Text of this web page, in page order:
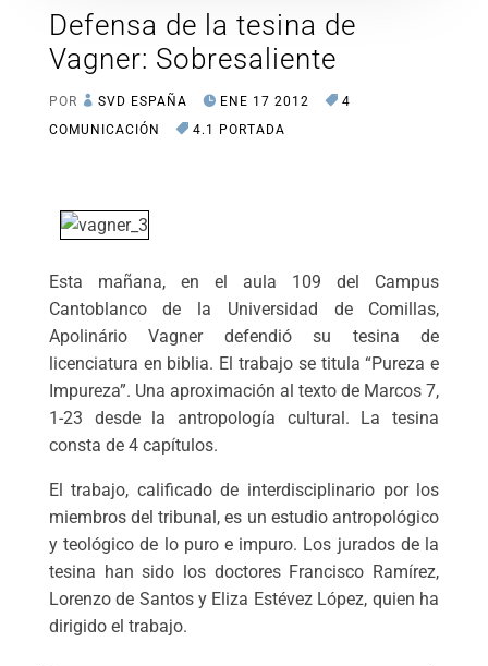
Defensa de la tesina de
Vagner: Sobresaliente
POR SVD ESPAÑA ENE 17 2012
4
COMUNICACIÓN
4.1 PORTADA
Esta mañana, en el aula 109 del Campus
Cantoblanco de la Universidad de Comillas,
Apolinário Vagner defendió su tesina de
licenciatura en biblia. El trabajo se titula “Pureza e
Impureza”. Una aproximación al texto de Marcos 7,
1-23 desde la antropología cultural. La tesina
consta de 4 capítulos.
El trabajo, calificado de interdisciplinario por los
miembros del tribunal, es un estudio antropológico
y teológico de lo puro e impuro. Los jurados de la
tesina han sido los doctores Francisco Ramírez,
Lorenzo de Santos y Eliza Estévez López, quien ha
dirigido el trabajo.